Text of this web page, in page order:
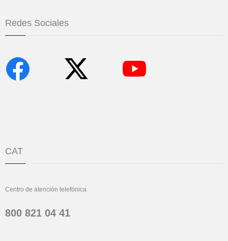
Redes Sociales
CAT
Centro de atención telefónica
800 821 04 41